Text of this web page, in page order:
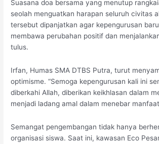
Suasana doa bersama yang menutup
seolah menguatkan harapan seluruh civitas
tersebut dipanjatkan agar kepengurusan
membawa perubahan positif dan
tulus.
Irfan, Humas SMA DTBS Putra, turut
optimisme. “Semoga kepengurusan kali ini
diberkahi Allah, diberikan keikhlasan dalam
menjadi ladang amal dalam menebar
Semangat pengembangan tidak hanya
organisasi siswa. Saat ini, kawasan Eco